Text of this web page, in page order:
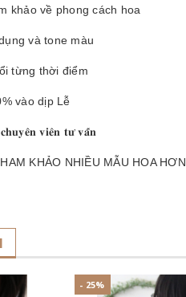
khảo về phong cách hoa
và tone màu
từng thời điểm
vào dịp Lễ
𝐯𝐢𝐞̂𝐧 𝐭𝐮̛ 𝐯𝐚̂́𝐧
KHẢO NHIỀU MẪU HOA HƠN.
- 25%